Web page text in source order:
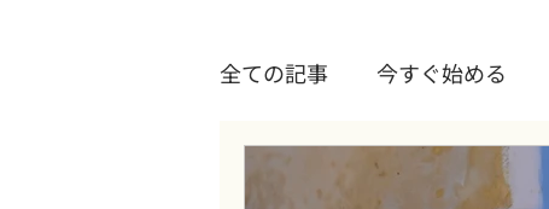
全ての記事 今すぐ始める
コワーキングスペース